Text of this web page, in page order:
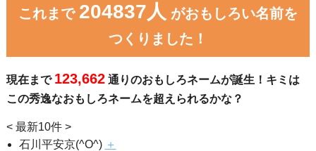
これまで 204837人 がおもしろい名前を
つくりました！
現在まで 123,662通りのおもしろネームが誕生！キミは
この秀逸なおもしろネームを超えられるかな？
< 最新10件 >
石川平安京(^O^) ＋